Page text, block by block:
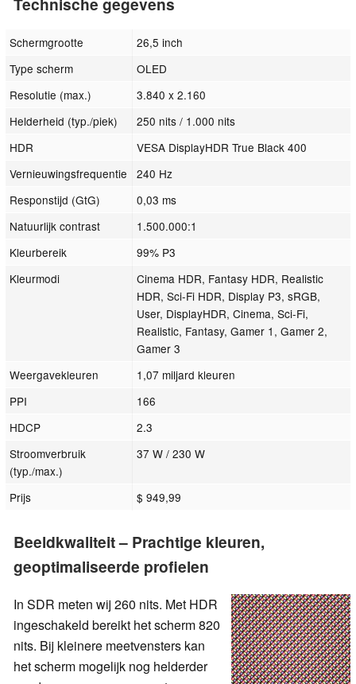
Schermgrootte
26,5 inch
Type scherm
OLED
Resolutie (max.)
3.840 x 2.160
Helderheid (typ./piek)
250 nits / 1.000 nits
HDR
VESA DisplayHDR True Black 400
Vernieuwingsfrequentie
240 Hz
Responstijd (GtG)
0,03 ms
Natuurlijk contrast
1.500.000:1
Kleurbereik
99% P3
Kleurmodi
Cinema HDR, Fantasy HDR, Realistic
HDR, Sci-Fi HDR, Display P3, sRGB,
User, DisplayHDR, Cinema, Sci-Fi,
Realistic, Fantasy, Gamer 1, Gamer 2,
Gamer 3
Weergavekleuren
1,07 miljard kleuren
PPI
166
HDCP
2.3
Stroomverbruik
(typ./max.)
37 W / 230 W
Prijs $ 949,99
Beeldkwaliteit – Prachtige kleuren,
geoptimaliseerde profielen
In SDR meten wij 260 nits. Met HDR
ingeschakeld bereikt het scherm 820
nits. Bij kleinere meetvensters kan
het scherm mogelijk nog helderder